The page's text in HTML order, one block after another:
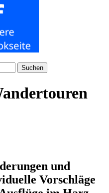
Suchen
und
Vorschläge